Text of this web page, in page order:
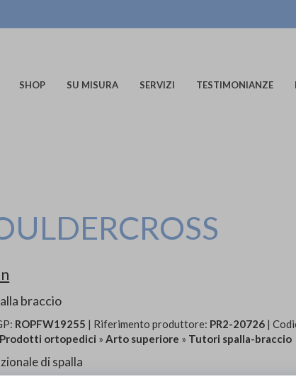
SHOP SU MISURA SERVIZI TESTIMONIANZE
braccio
ROPFW19255 | Riferimento produttore: PR2-20726 |
Prodotti ortopedici »Arto superiore » Tutori spalla-braccio
di spalla